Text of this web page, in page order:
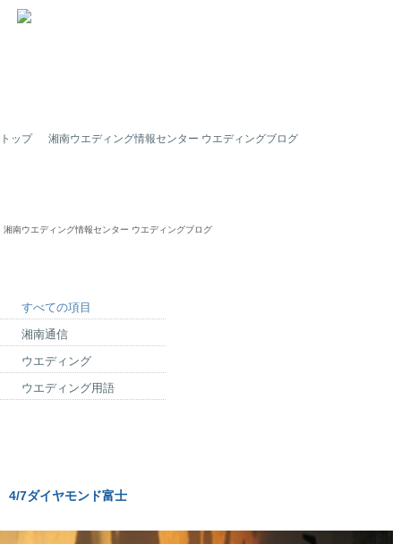
トップ 湘南ウエディング情報センター ウエディングブログ
湘南ウエディング情報センター ウエディングブログ
すべての項目
湘南通信
ウエディング
ウエディング用語
4/7ダイヤモンド富士